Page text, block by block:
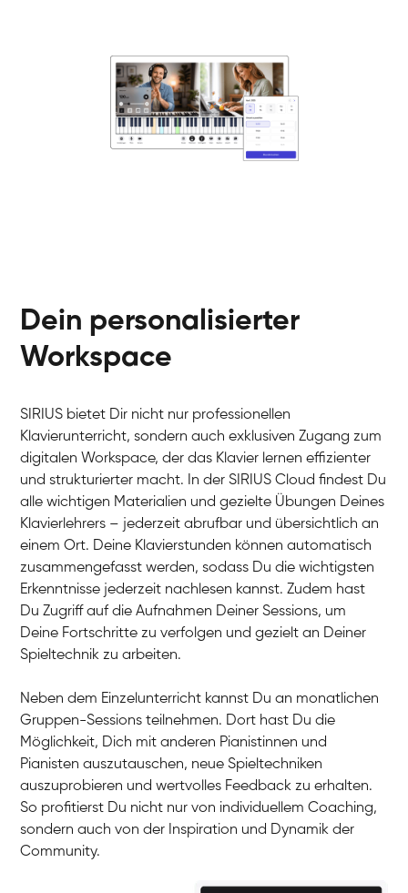
Klavier / Piano / Flügel
Klavier / Piano / Flügel
Klavier / Piano / Flügel
Klavier / Piano / Flügel
Hannes
Klavier / Piano / Flügel
Klavier / Piano / Flügel
Dein personalisierter
Workspace
SIRIUS bietet Dir nicht nur professionellen
Klavierunterricht, sondern auch exklusiven Zugang zum
digitalen Workspace, der das Klavier lernen effizienter
und strukturierter macht. In der SIRIUS Cloud findest Du
alle wichtigen Materialien und gezielte Übungen Deines
Klavierlehrers – jederzeit abrufbar und übersichtlich an
einem Ort. Deine Klavierstunden können automatisch
zusammengefasst werden, sodass Du die wichtigsten
Erkenntnisse jederzeit nachlesen kannst. Zudem hast
Du Zugriff auf die Aufnahmen Deiner Sessions, um
Deine Fortschritte zu verfolgen und gezielt an Deiner
Spieltechnik zu arbeiten.
Neben dem Einzelunterricht kannst Du an monatlichen
Gruppen-Sessions teilnehmen. Dort hast Du die
Möglichkeit, Dich mit anderen Pianistinnen und
Pianisten auszutauschen, neue Spieltechniken
auszuprobieren und wertvolles Feedback zu erhalten.
So profitierst Du nicht nur von individuellem Coaching,
sondern auch von der Inspiration und Dynamik der
Community.